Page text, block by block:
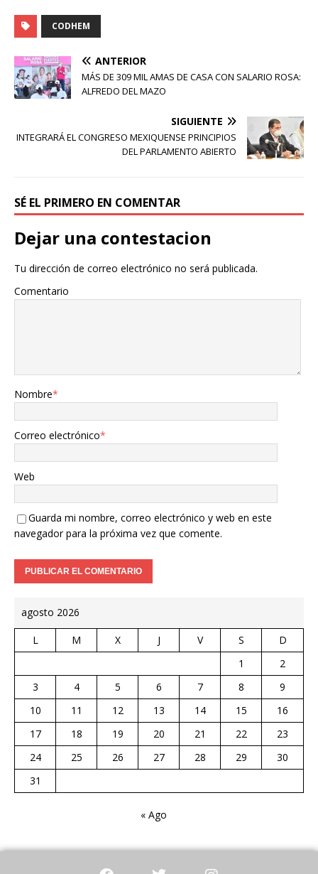
CODHEM
ANTERIOR
MÁS DE 309 MIL AMAS DE CASA CON SALARIO ROSA:
ALFREDO DEL MAZO
SIGUIENTE
INTEGRARÁ EL CONGRESO MEXIQUENSE PRINCIPIOS
DEL PARLAMENTO ABIERTO
SÉ EL PRIMERO EN COMENTAR
Dejar una contestacion
Tu dirección de correo electrónico no será publicada.
Comentario
Nombre*
Correo electrónico*
Web
Guarda mi nombre, correo electrónico y web en este
navegador para la próxima vez que comente.
agosto 2026
L M X J V S
D
1
2
3
4 5 6 7 8
9
10
11 12 13 14 15
16
17
18 19 20 21 22
23
24
25 26 27 28 29
30
31
« Ago